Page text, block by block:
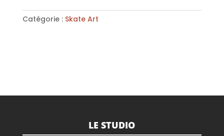
Catégorie : Skate Art
LE STUDIO